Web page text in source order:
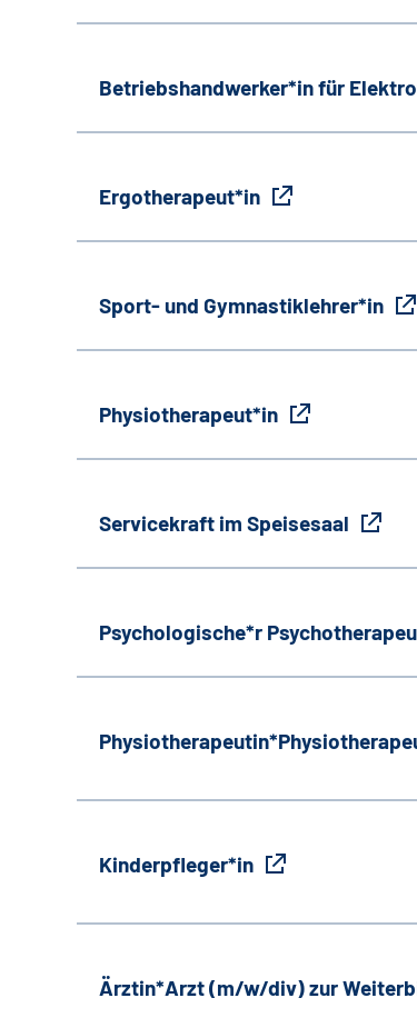
Betriebshandwerker*in für
Ergotherapeut*in
Sport- und Gymnastiklehrer*in
Physiotherapeut*in
Servicekraft im Speisesaal
Psychologische*r
Kinderpfleger*in
Ärztin*Arzt (m/w/div) zur